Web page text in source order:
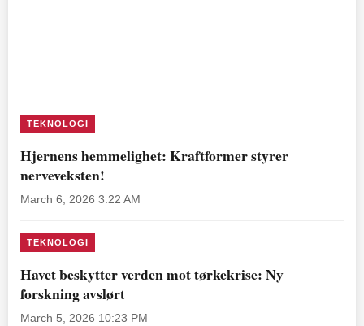
TEKNOLOGI
Hjernens hemmelighet: Kraftformer styrer
nerveveksten!
March 6, 2026 3:22 AM
TEKNOLOGI
Havet beskytter verden mot tørkekrise: Ny
forskning avslørt
March 5, 2026 10:23 PM